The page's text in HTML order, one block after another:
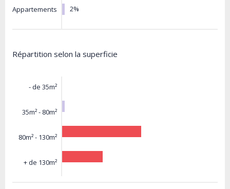
Appartements 2%
Répartition selon la superficie
- de 35m²
35m² - 80m²
80m² - 130m²
+ de 130m²